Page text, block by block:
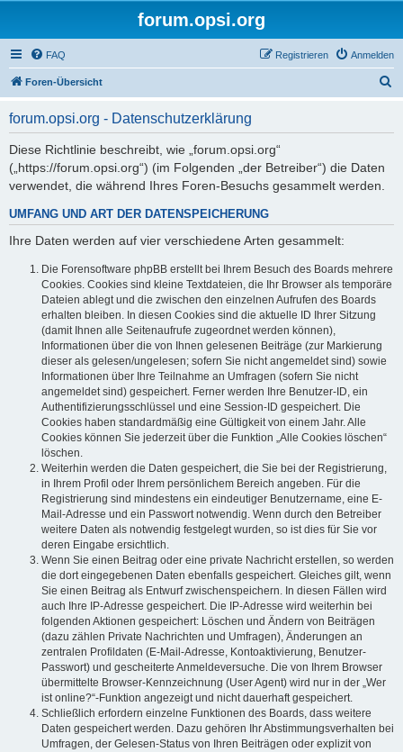
forum.opsi.org
FAQ Anmelden
Registrieren
Foren-Übersicht
forum.opsi.org - Datenschutzerklärung
Diese Richtlinie beschreibt, wie „forum.opsi.org“
(„https://forum.opsi.org“) (im Folgenden „der Betreiber“) die Daten
verwendet, die während Ihres Foren-Besuchs gesammelt werden.
UMFANG UND ART DER DATENSPEICHERUNG
Ihre Daten werden auf vier verschiedene Arten gesammelt:
Die Forensoftware phpBB erstellt bei Ihrem Besuch des Boards mehrere
Cookies. Cookies sind kleine Textdateien, die Ihr Browser als temporäre
Dateien ablegt und die zwischen den einzelnen Aufrufen des Boards
erhalten bleiben. In diesen Cookies sind die aktuelle ID Ihrer Sitzung
(damit Ihnen alle Seitenaufrufe zugeordnet werden können),
Informationen über die von Ihnen gelesenen Beiträge (zur Markierung
dieser als gelesen/ungelesen; sofern Sie nicht angemeldet sind) sowie
Informationen über Ihre Teilnahme an Umfragen (sofern Sie nicht
angemeldet sind) gespeichert. Ferner werden Ihre Benutzer-ID, ein
Authentifizierungsschlüssel und eine Session-ID gespeichert. Die
Cookies haben standardmäßig eine Gültigkeit von einem Jahr. Alle
Cookies können Sie jederzeit über die Funktion „Alle Cookies löschen“
löschen.
Weiterhin werden die Daten gespeichert, die Sie bei der Registrierung,
in Ihrem Profil oder Ihrem persönlichem Bereich angeben. Für die
Registrierung sind mindestens ein eindeutiger Benutzername, eine E-
Mail-Adresse und ein Passwort notwendig. Wenn durch den Betreiber
weitere Daten als notwendig festgelegt wurden, so ist dies für Sie vor
deren Eingabe ersichtlich.
Wenn Sie einen Beitrag oder eine private Nachricht erstellen, so werden
die dort eingegebenen Daten ebenfalls gespeichert. Gleiches gilt, wenn
Sie einen Beitrag als Entwurf zwischenspeichern. In diesen Fällen wird
auch Ihre IP-Adresse gespeichert. Die IP-Adresse wird weiterhin bei
folgenden Aktionen gespeichert: Löschen und Ändern von Beiträgen
(dazu zählen Private Nachrichten und Umfragen), Änderungen an
zentralen Profildaten (E-Mail-Adresse, Kontoaktivierung, Benutzer-
Passwort) und gescheiterte Anmeldeversuche. Die von Ihrem Browser
übermittelte Browser-Kennzeichnung (User Agent) wird nur in der „Wer
ist online?“-Funktion angezeigt und nicht dauerhaft gespeichert.
Schließlich erfordern einzelne Funktionen des Boards, dass weitere
Daten gespeichert werden. Dazu gehören Ihr Abstimmungsverhalten bei
Umfragen, der Gelesen-Status von Ihren Beiträgen oder explizit von